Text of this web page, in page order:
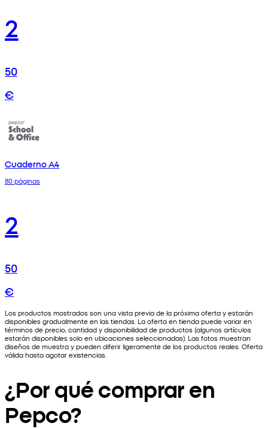
2
50
€
Cuaderno A4
80 páginas
2
50
€
Los productos mostrados son una vista previa de la próxima oferta y estarán
disponibles gradualmente en las tiendas. La oferta en tienda puede variar en
términos de precio, cantidad y disponibilidad de productos (algunos artículos
estarán disponibles solo en ubicaciones seleccionadas). Las fotos muestran
diseños de muestra y pueden diferir ligeramente de los productos reales. Oferta
válida hasta agotar existencias.
¿Por qué comprar en
Pepco?